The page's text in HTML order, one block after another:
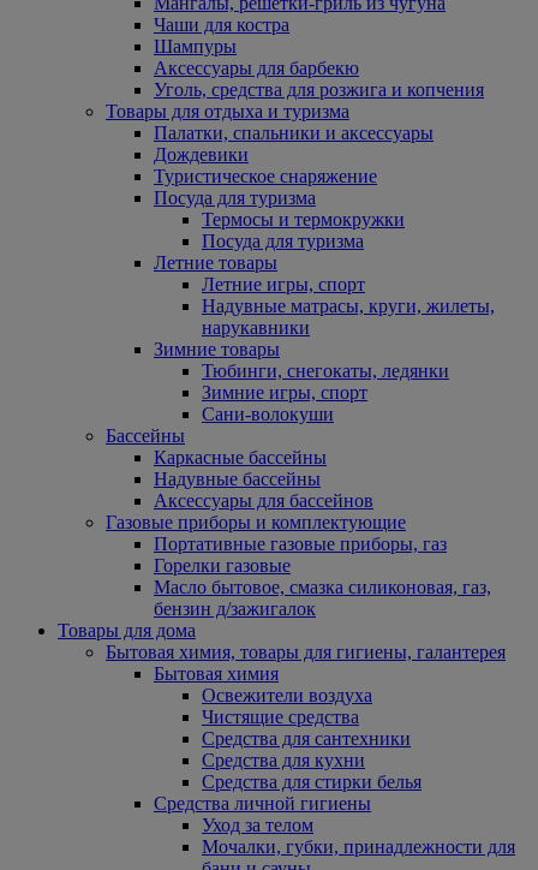
Чаши для костра
Шампуры
Аксессуары для барбекю
Уголь, средства для розжига и копчения
Товары для отдыха и туризма
Палатки, спальники и аксессуары
Дождевики
Туристическое снаряжение
Посуда для туризма
Термосы и термокружки
Посуда для туризма
Летние товары
Летние игры, спорт
Надувные матрасы, круги, жилеты,
нарукавники
Зимние товары
Тюбинги, снегокаты, ледянки
Зимние игры, спорт
Сани-волокуши
Бассейны
Каркасные бассейны
Надувные бассейны
Аксессуары для бассейнов
Газовые приборы и комплектующие
Портативные газовые приборы, газ
Горелки газовые
Масло бытовое, смазка силиконовая, газ,
бензин д/зажигалок
Товары для дома
Бытовая химия, товары для гигиены, галантерея
Бытовая химия
Освежители воздуха
Чистящие средства
Средства для сантехники
Средства для кухни
Средства для стирки белья
Средства личной гигиены
Уход за телом
Мочалки, губки, принадлежности для